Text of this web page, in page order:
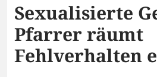
Sexualisierte
Pfarrer räumt
Fehlverhalten